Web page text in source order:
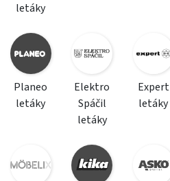
letáky
Planeo
letáky
Elektro
Spáčil
letáky
Expert
letáky